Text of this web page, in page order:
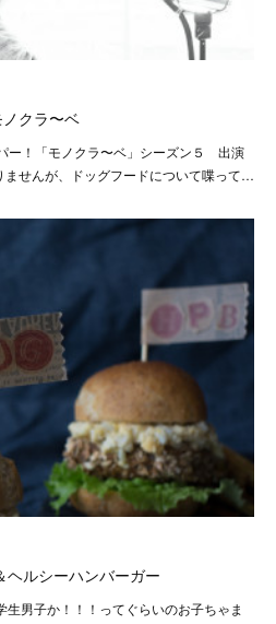
ノクラ〜ベ
！「モノクラ〜ベ」シーズン５ 出演
せんが、ドッグフードについて喋って…
ルシーハンバーガー
男子か！！！ってぐらいのお子ちゃま